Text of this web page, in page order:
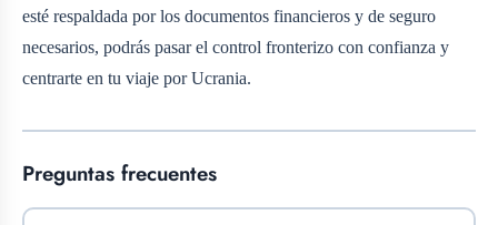
esté respaldada por los documentos financieros y de seguro
necesarios, podrás pasar el control fronterizo con confianza y
centrarte en tu viaje por Ucrania.
Preguntas frecuentes